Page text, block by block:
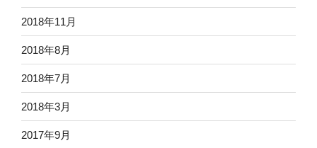
2018年11月
2018年8月
2018年7月
2018年3月
2017年9月